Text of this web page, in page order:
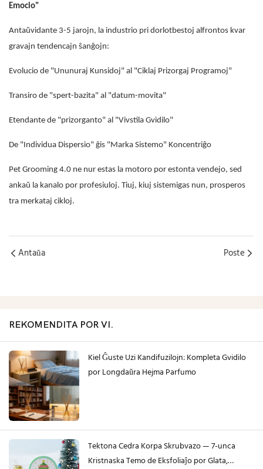
Emocio"
Antaŭvidante 3-5 jarojn, la industrio pri dorlotbestoj alfrontos kvar
gravajn tendencajn ŝanĝojn:
Evolucio de "Ununuraj Kunsidoj" al "Ciklaj Prizorgaj Programoj"
Transiro de "spert-bazita" al "datum-movita"
Etendante de "prizorganto" al "Vivstila Gvidilo"
De "Individua Dispersio" ĝis "Marka Sistemo" Koncentriĝo
Pet Grooming 4.0 ne nur estas la motoro por estonta vendejo, sed
ankaŭ la kanalo por profesiuloj. Tiuj, kiuj sistemigas nun, prosperos
tra merkataj cikloj.
Antaŭa Poste
REKOMENDITA POR VI.
Kiel Ĝuste Uzi Kandifuzilojn: Kompleta Gvidilo
por Longdaŭra Hejma Parfumo
Tektona Cedra Korpa Skrubvazo — 7-unca
Kristnaska Temo de Eksfoliaĵo por Glata,